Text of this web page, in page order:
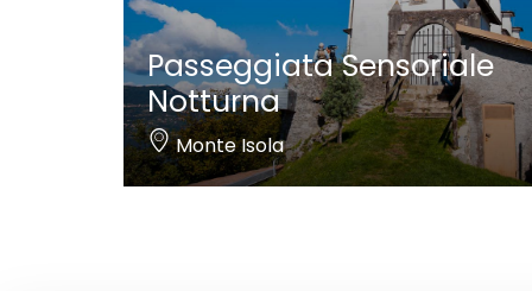
Passeggiata Sensoriale
Notturna
Monte Isola